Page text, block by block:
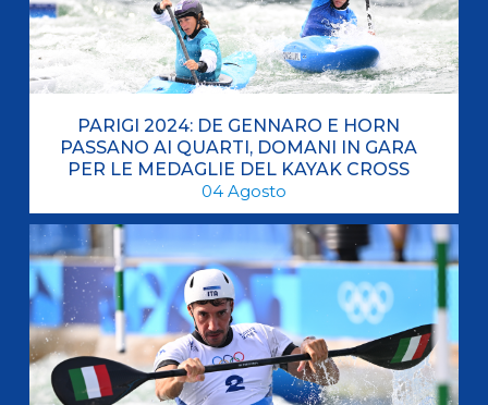
PARIGI 2024: DE GENNARO E HORN
PASSANO AI QUARTI, DOMANI IN GARA
PER LE MEDAGLIE DEL KAYAK CROSS
04 Agosto